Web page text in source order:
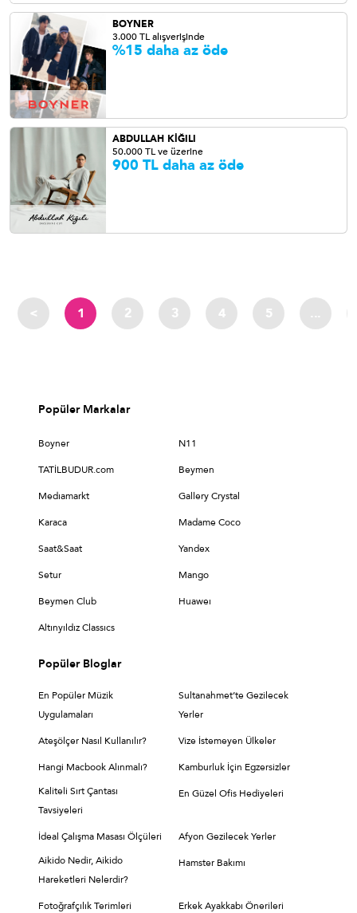
BOYNER
3.000 TL alışverişinde
%15 daha az öde
ABDULLAH KİĞILI
50.000 TL ve üzerine
900 TL daha az öde
< 1 2 3 4 5 ...
Popüler Markalar
Boyner N11
TATİLBUDUR.com Beymen
Medıamarkt Gallery Crystal
Karaca Madame Coco
Saat&Saat Yandex
Setur Mango
Beymen Club Huaweı
Altınyıldız Classıcs
Popüler Bloglar
En Popüler Müzik
Uygulamaları
Sultanahmet’te Gezilecek
Yerler
Ateşölçer Nasıl Kullanılır? Vize İstemeyen Ülkeler
Hangi Macbook Alınmalı?
Kamburluk İçin Egzersizler
Kaliteli Sırt Çantası
Tavsiyeleri
En Güzel Ofis Hediyeleri
İdeal Çalışma Masası Ölçüleri
Afyon Gezilecek Yerler
Aikido Nedir, Aikido
Hareketleri Nelerdir?
Hamster Bakımı
Fotoğrafçılık Terimleri Erkek Ayakkabı Önerileri